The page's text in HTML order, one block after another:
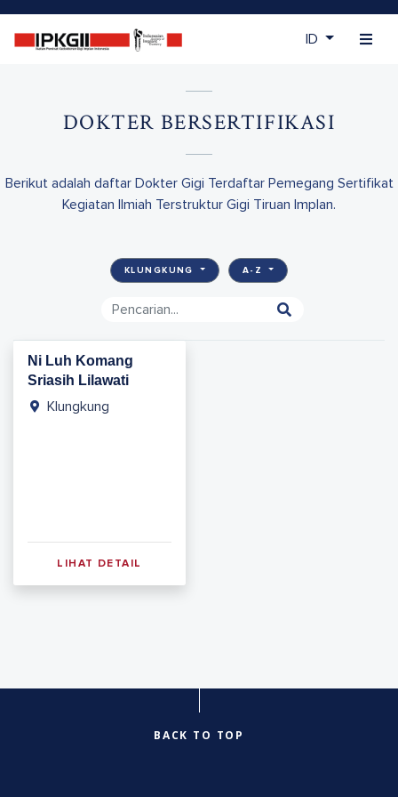
ID
DOKTER BERSERTIFIKASI
Berikut adalah daftar Dokter Gigi Terdaftar Pemegang Sertifikat
Kegiatan Ilmiah Terstruktur Gigi Tiruan Implan.
KLUNGKUNG A-Z
Ni Luh Komang
Sriasih Lilawati
Klungkung
LIHAT DETAIL
BACK TO TOP